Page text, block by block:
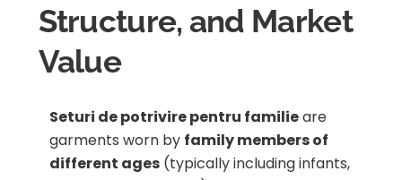
Structure, and Market
Value
Seturi de potrivire pentru familieare
garments worn by family members of
different ages (typically including infants,